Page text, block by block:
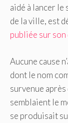
aidé à lancer le
de la ville, est
publiée sur
Aucune cause
dont le nom
survenue
semblaient le
se produisait